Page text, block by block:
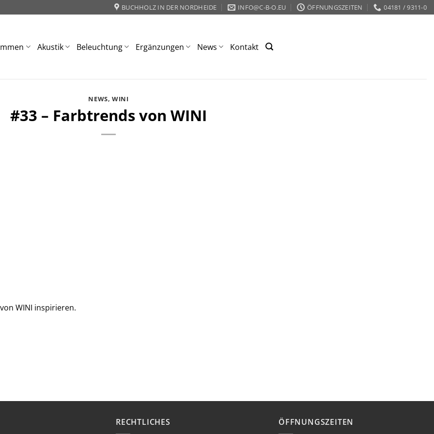
BUCHHOLZ IN DER NORDHEIDE INFO@C-B-O.EU ÖFFNUNGSZEITEN 04181 / 9311-0
Akustik Beleuchtung Ergänzungen News Kontakt
NEWS,WINI
#33 – Farbtrends von WINI
WINI inspirieren.
RECHTLICHES ÖFFNUNGSZEITEN